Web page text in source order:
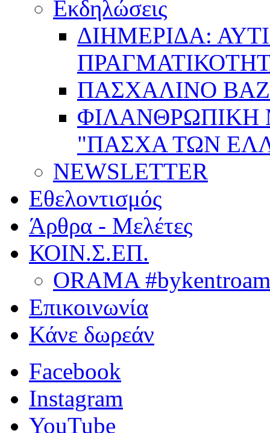
Εκδηλώσεις
ΔΙΗΜΕΡΙΔΑ:
ΠΑΣΧΑΛΙΝΟ
"ΠΑΣΧΑ ΤΩΝ
NEWSLETTER
Εθελοντισμός
Άρθρα - Μελέτες
ΚΟΙΝ.Σ.ΕΠ.
ORAMA
Επικοινωνία
Κάνε δωρεάν
Facebook
Instagram
YouTube